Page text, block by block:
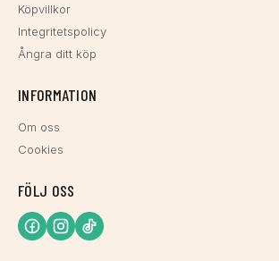
Köpvillkor
Integritetspolicy
Ångra ditt köp
INFORMATION
Om oss
Cookies
FÖLJ OSS